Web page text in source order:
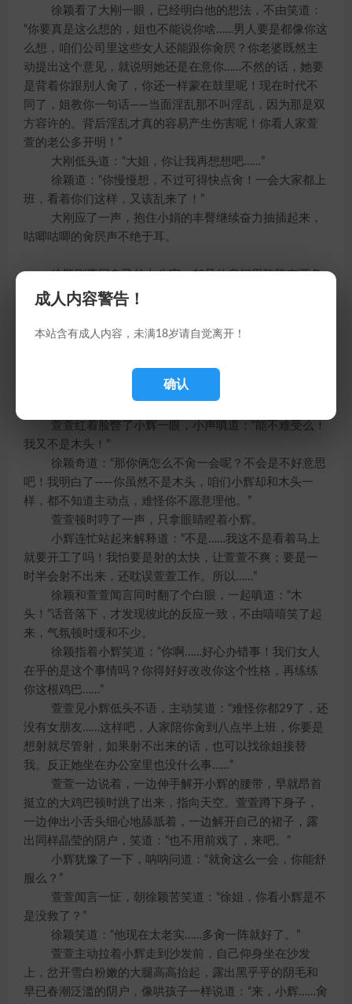
成人内容警告！
本站含有成人内容，未满18岁请自觉离开！
确认
徐颖看了大刚一眼，已经明白他的想法，不由笑道：
“你要真是这么想的，姐也不能说你啥……男人要是都像你这
么想，咱们公司里这些女人还能跟你肏屄？你老婆既然主
动提出这个意见，就说明她还是在意你……不然的话，她要
是背着你跟别人肏了，你还一样蒙在鼓里呢！现在时代不
同了，姐教你一句话——当面淫乱那不叫淫乱，因为那是双
方容许的。背后淫乱才真的容易产生伤害呢！你看人家萱
萱的老公多开明！”
大刚低头道：“大姐，你让我再想想吧……”
徐颖道：“你慢慢想，不过可得快点肏！一会大家都上
班，看着你们这样，又该乱来了！”
大刚应了一声，抱住小娟的丰臀继续奋力抽插起来，
咕唧咕唧的肏屄声不绝于耳。
徐颖刚要回自己的办公室，却见休息间里隐隐有两条
人影。走近一看，却是美工小辉和编辑萱萱两人红着脸坐
早就来了啊！刚我还在夸萱萱呢……怎么躲在这里呢？”
徐颖笑道：“那有啥的，他俩肏他俩的，你们该干啥干
萱萱红着脸瞥了小辉一眼，小声嗔道：“能不难受么！
我又不是木头！”
徐颖奇道：“那你俩怎么不肏一会呢？不会是不好意思
吧！我明白了——你虽然不是木头，咱们小辉却和木头一
样，都不知道主动点，难怪你不愿意理他。”
萱萱顿时哼了一声，只拿眼睛瞪着小辉。
小辉连忙站起来解释道：“不是……我这不是看着马上
就要开工了吗！我怕要是射的太快，让萱萱不爽；要是一
时半会射不出来，还耽误萱萱工作。所以……”
徐颖和萱萱闻言同时翻了个白眼，一起嗔道：“木
头！”话音落下，才发现彼此的反应一致，不由嘻嘻笑了起
来，气氛顿时缓和不少。
徐颖指着小辉笑道：“你啊……好心办错事！我们女人
在乎的是这个事情吗？你得好好改改你这个性格，再练练
你这根鸡巴……”
萱萱见小辉低头不语，主动笑道：“难怪你都29了，还
没有女朋友……这样吧，人家陪你肏到八点半上班，你要是
想射就尽管射，如果射不出来的话，也可以找徐姐接替
我。反正她坐在办公室里也没什么事……”
萱萱一边说着，一边伸手解开小辉的腰带，早就昂首
挺立的大鸡巴顿时跳了出来，指向天空。萱萱蹲下身子，
一边伸出小舌头细心地舔舐着，一边解开自己的裙子，露
出同样晶莹的阴户，笑道：“也不用前戏了，来吧。”
小辉犹豫了一下，呐呐问道：“就肏这么一会，你能舒
服么？”
萱萱闻言一怔，朝徐颖苦笑道：“徐姐，你看小辉是不
是没救了？”
徐颖笑道：“他现在太老实……多肏一阵就好了。”
萱萱主动拉着小辉走到沙发前，自己仰身坐在沙发
上，岔开雪白粉嫩的大腿高高抬起，露出黑乎乎的阴毛和
早已春潮泛滥的阴户，像哄孩子一样说道：“来，小辉……肏